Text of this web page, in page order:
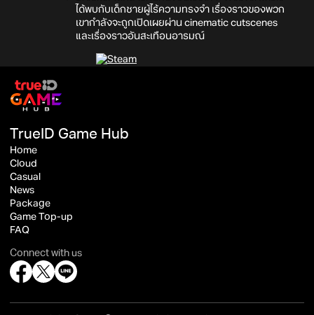
ได้พบกับเด็กชายผู้ไร้ความทรงจำ เรื่องราวของพวก
เขากำลังจะถูกเปิดเผยผ่าน cinematic cutscenes
และเรื่องราวอันสะเทือนอารมณ์
TrueID Game Hub
Home
Cloud
Casual
News
Package
Game Top-up
FAQ
Connect with us